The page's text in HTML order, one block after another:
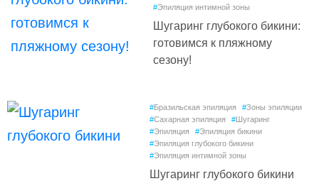
#Эпиляция интимной зоны
Шугаринг глубокого бикини:
готовимся к пляжному
сезону!
#Бразильская эпиляция #Зоны эпиляции
#Сахарная эпиляция #Шугаринг
#Эпиляция #Эпиляция бикини
#Эпиляция глубокого бикини
#Эпиляция интимной зоны
Шугаринг глубокого бикини